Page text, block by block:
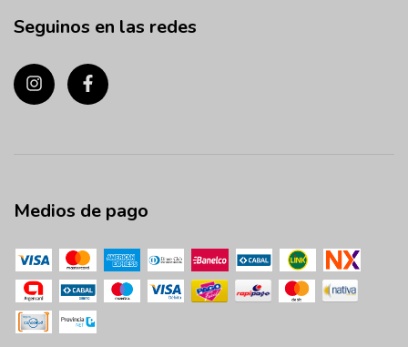
Seguinos en las redes
Medios de pago